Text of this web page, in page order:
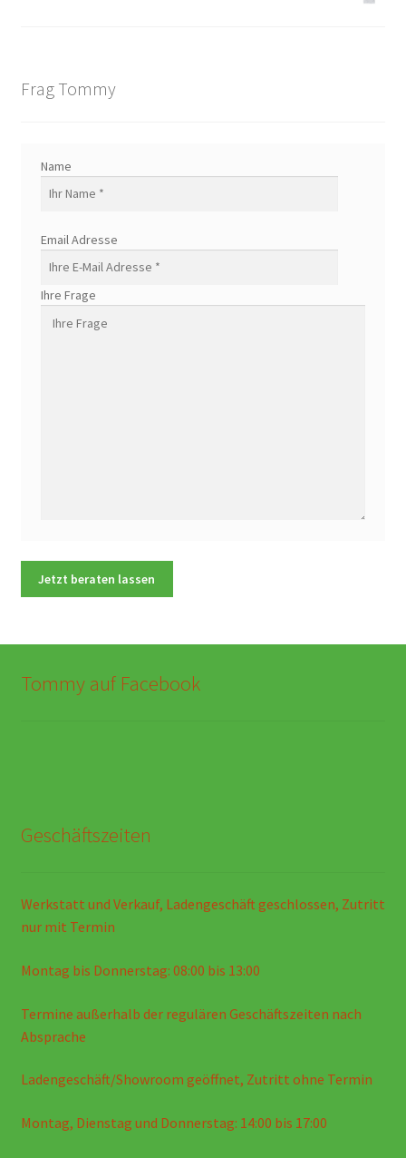
Frag Tommy
Name
Email Adresse
Ihre Frage
Tommy auf Facebook
Geschäftszeiten
Werkstatt und Verkauf, Ladengeschäft geschlossen, Zutritt
nur mit Termin
Montag bis Donnerstag: 08:00 bis 13:00
Termine außerhalb der regulären Geschäftszeiten nach
Absprache
Ladengeschäft/Showroom geöffnet, Zutritt ohne Termin
Montag, Dienstag und Donnerstag: 14:00 bis 17:00